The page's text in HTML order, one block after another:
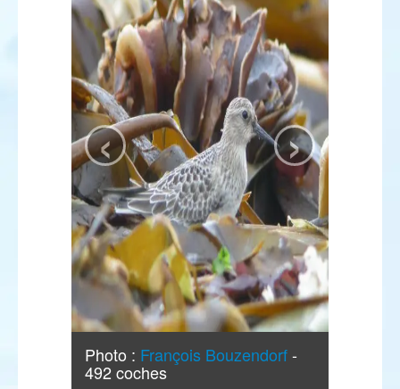
Photo : François Bouzendorf-
492 coches
‹ ›